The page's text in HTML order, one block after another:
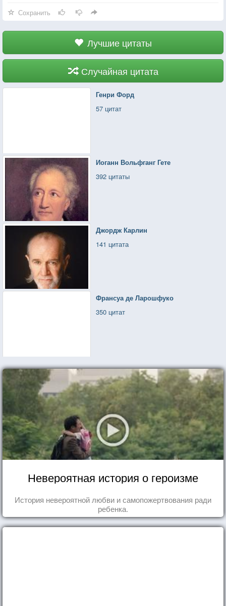
Сохранить
Лучшие цитаты
Случайная цитата
Генри Форд
57 цитат
Иоганн Вольфганг Гете
392 цитаты
Джордж Карлин
141 цитата
Франсуа де Ларошфуко
350 цитат
Невероятная история о героизме
История невероятной любви и самопожертвования ради
ребенка.